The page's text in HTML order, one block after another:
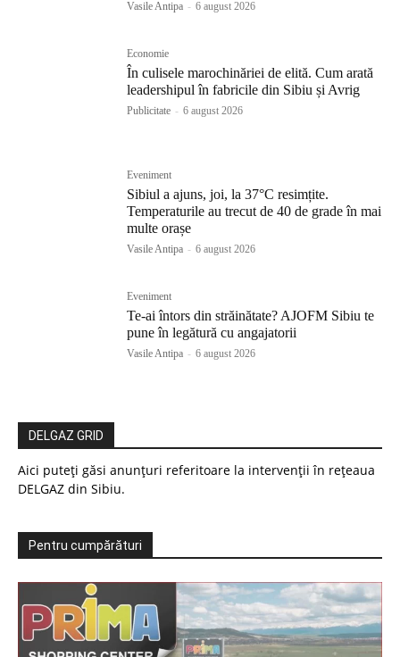
Vasile Antipa - 6 august 2026
Economie
În culisele marochinăriei de elită. Cum arată
leadershipul în fabricile din Sibiu și Avrig
Publicitate - 6 august 2026
Eveniment
Sibiul a ajuns, joi, la 37°C resimțite.
Temperaturile au trecut de 40 de grade în mai
multe orașe
Vasile Antipa - 6 august 2026
Eveniment
Te-ai întors din străinătate? AJOFM Sibiu te
pune în legătură cu angajatorii
Vasile Antipa - 6 august 2026
DELGAZ GRID
Aici puteți găsi anunțuri referitoare la intervenții în rețeaua
DELGAZ din Sibiu.
Pentru cumpărături